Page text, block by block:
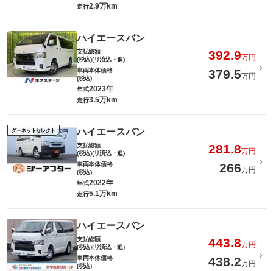
走行2.9万km
ハイエースバン
支払総額
(税込)(リ済込・追)
392.9万円
車両本体価格
(税込)
379.5万円
年式2023年
走行3.5万km
グーネットセレクト ハイエースバン
支払総額
(税込)(リ済込・追)
281.8万円
車両本体価格
(税込)
266万円
年式2022年
走行5.1万km
ハイエースバン
支払総額
(税込)(リ済込・追)
443.8万円
車両本体価格
(税込)
438.2万円